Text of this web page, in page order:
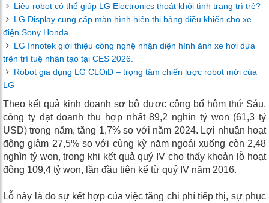
Liệu robot có thể giúp LG Electronics thoát khỏi tình trạng trì trệ?
LG Display cung cấp màn hình hiển thị bảng điều khiển cho xe
điện Sony Honda
LG Innotek giới thiệu công nghệ nhận diện hình ảnh xe hơi dựa
trên trí tuệ nhân tạo tại CES 2026.
Robot gia dụng LG CLOiD – trọng tâm chiến lược robot mới của
LG
Theo kết quả kinh doanh sơ bộ được công bố hôm thứ Sáu,
công ty đạt doanh thu hợp nhất 89,2 nghìn tỷ won (61,3 tỷ
USD) trong năm, tăng 1,7% so với năm 2024. Lợi nhuận hoạt
động giảm 27,5% so với cùng kỳ năm ngoái xuống còn 2,48
nghìn tỷ won, trong khi kết quả quý IV cho thấy khoản lỗ hoạt
động 109,4 tỷ won, lần đầu tiên kể từ quý IV năm 2016.
Lỗ này là do sự kết hợp của việc tăng chi phí tiếp thị, sự phục